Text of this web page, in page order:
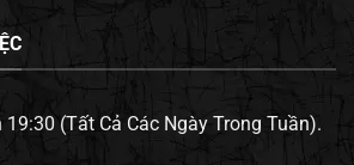
(Tất Cả Các Ngày Trong Tuần).